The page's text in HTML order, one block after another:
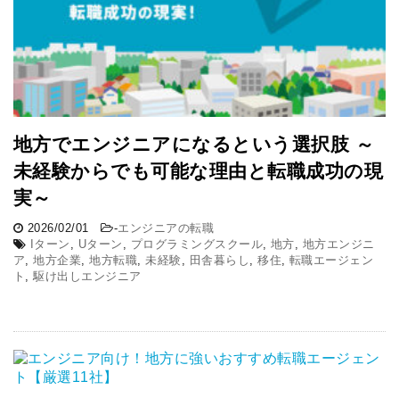
地方でエンジニアになるという選択肢 ～
未経験からでも可能な理由と転職成功の現
実～
2026/02/01 -エンジニアの転職
Iターン
Uターン プログラミングスクール 地方
地方エンジニ
ア ,地方企業 ,地方転職 未経験 田舎暮らし ,移住
転職エージェン
ト
,駆け出しエンジニア